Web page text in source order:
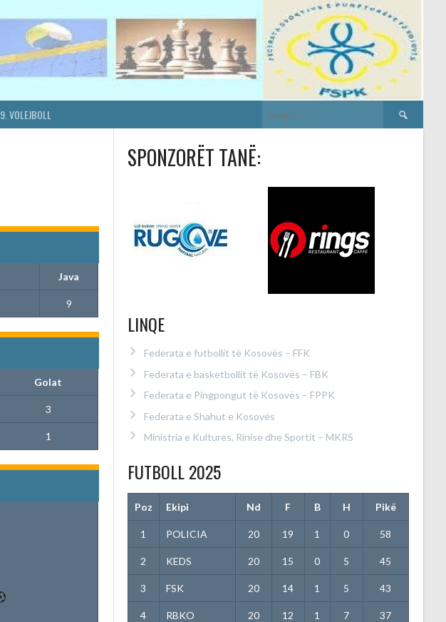
9. VOLEJBOLL
Search
for:
Java
9
Golat
3
1
SPONZORËT TANË:
LINQE
Federata e futbollit të Kosovës – FFK
Federata e basketbollit të Kosovës – FBK
Federata e Pingpongut të Kosovës – FPPK
Federata e Shahut e Kosovës
Ministria e Kultures, Rinise dhe Sportit – MKRS
FUTBOLL 2025
Poz Ekipi Nd F B H Pikë
1 POLICIA 20 19 1 0 58
2 KEDS 20 15 0 5 45
3 FSK 20 14 1 5 43
4 RBKO 20 12 1 7 37